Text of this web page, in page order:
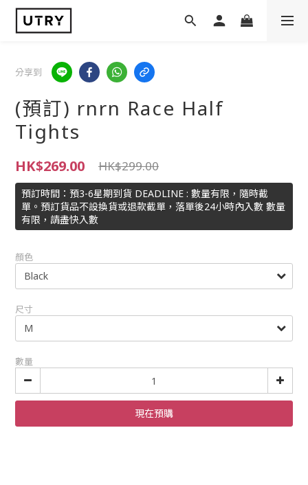
分享到
(預訂) rnrn Race Half
Tights
HK$269.00 HK$299.00
預訂時間：預3-6星期到貨 DEADLINE : 數量有限，隨時截
單。預訂貨品不設換貨或退款截單，落單後24小時內入數 數量
有限，請盡快入數
顏色
尺寸
數量
現在預購